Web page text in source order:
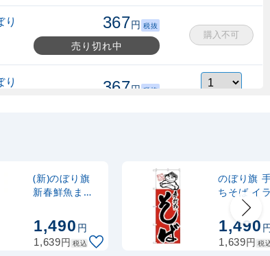
367円 税抜
売り切れ中
購入不可
367円 税抜
税込 カゴへ
(新)のぼり旗
新春鮮魚まつ
4347)
1,490円
1,639円 税込
のぼり旗
ちそば イ
ト入り(H-
1,490
1,639円 税